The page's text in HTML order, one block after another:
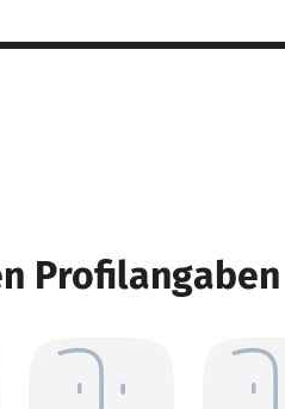
Profilangaben